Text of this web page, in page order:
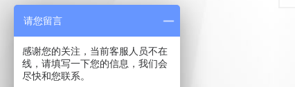
请您留言
感谢您的关注，当前客服人员不在
线，请填写一下您的信息，我们会
尽快和您联系。